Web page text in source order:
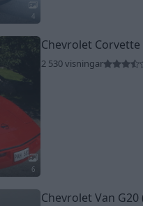
4
6
Chevrolet Corvette
2 530 visningar
Chevrolet Van G20